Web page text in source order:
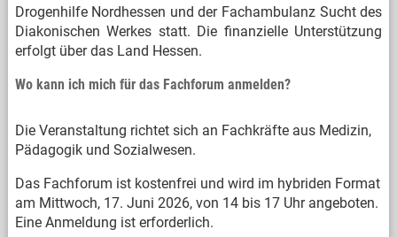
Drogenhilfe Nordhessen und der Fachambulanz Sucht des
Diakonischen Werkes statt. Die finanzielle Unterstützung
erfolgt über das Land Hessen.
Wo kann ich mich für das Fachforum anmelden?
Die Veranstaltung richtet sich an Fachkräfte aus Medizin,
Pädagogik und Sozialwesen.
Das Fachforum ist kostenfrei und wird im hybriden Format
am Mittwoch, 17. Juni 2026, von 14 bis 17 Uhr angeboten.
Eine Anmeldung ist erforderlich.